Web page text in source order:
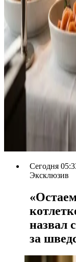
Сегодня
Эксклюзив
назвал
за